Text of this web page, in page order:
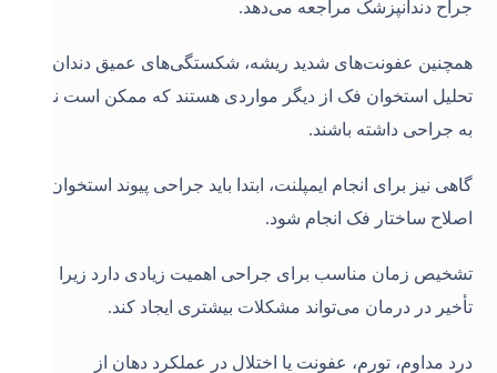
جراح دندانپزشک مراجعه می‌دهد.
همچنین عفونت‌های شدید ریشه، شکستگی‌های عمیق دندان و
تحلیل استخوان فک از دیگر مواردی هستند که ممکن است نیاز
به جراحی داشته باشند.
گاهی نیز برای انجام ایمپلنت، ابتدا باید جراحی پیوند استخوان یا
اصلاح ساختار فک انجام شود.
تشخیص زمان مناسب برای جراحی اهمیت زیادی دارد زیرا
تأخیر در درمان می‌تواند مشکلات بیشتری ایجاد کند.
درد مداوم، تورم، عفونت یا اختلال در عملکرد دهان از